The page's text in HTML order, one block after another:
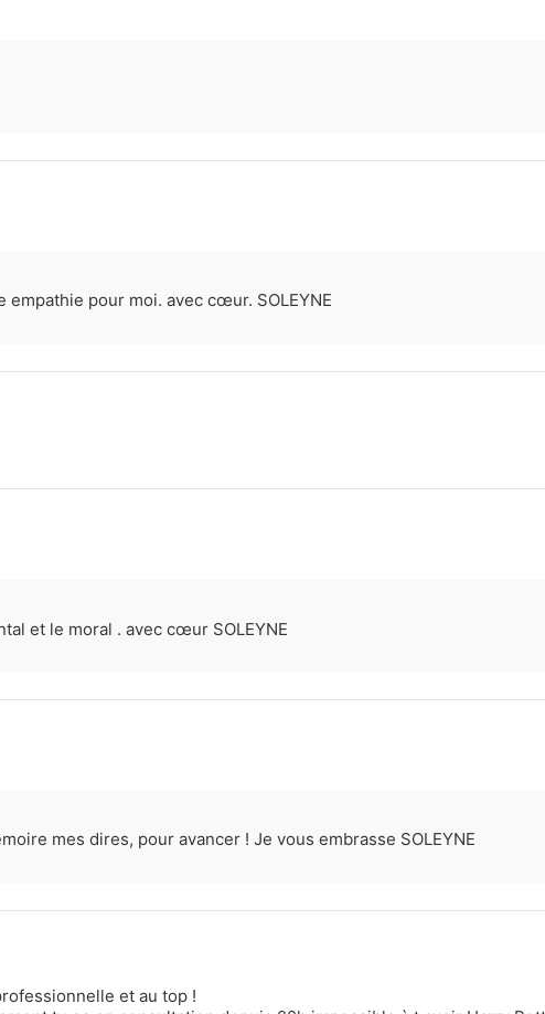
pour moi. avec cœur. SOLEYNE
et le moral . avec cœur SOLEYNE
mes dires, pour avancer ! Je vous embrasse SOLEYNE
et au top !